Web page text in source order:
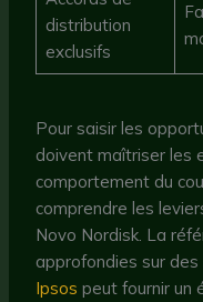
distribution
exclusifs
Pour saisir les
doivent maîtriser les
comportement du
comprendre les
Novo Nordisk. La
approfondies sur
Ipsos peut fournir un